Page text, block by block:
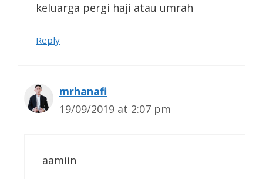
keluarga pergi haji atau umrah
Reply
mrhanafi
19/09/2019 at 2:07 pm
aamiin